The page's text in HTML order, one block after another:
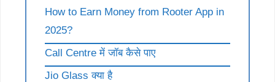
How to Earn Money from Rooter App in
2025?
Call Centre में जॉब कैसे पाए
Jio Glass क्या है